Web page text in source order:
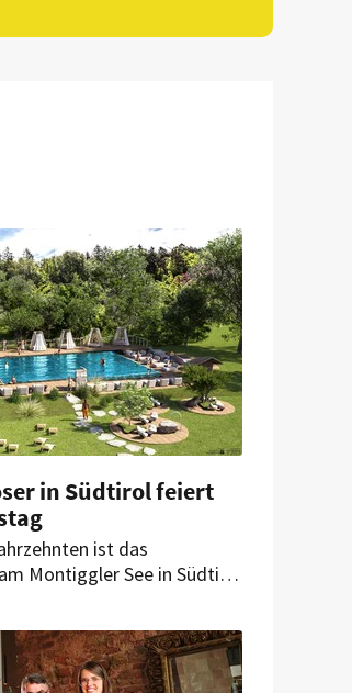
in Südtirol feiert
ist das
Montiggler See in Südtirol
zusammenfinden. In
familiengeführte Haus
– und verbindet diesen